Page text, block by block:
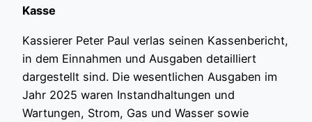
Kasse
Kassierer Peter Paul verlas seinen Kassenbericht,
in dem Einnahmen und Ausgaben detailliert
dargestellt sind. Die wesentlichen Ausgaben im
Jahr 2025 waren Instandhaltungen und
Wartungen, Strom, Gas und Wasser sowie